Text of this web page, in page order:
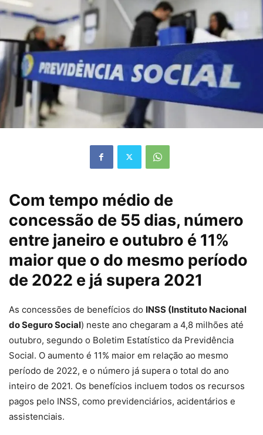
Com tempo médio de
concessão de 55 dias, número
entre janeiro e outubro é 11%
maior que o do mesmo período
de 2022 e já supera 2021
As concessões de benefícios do INSS (Instituto Nacional
do Seguro Social) neste ano chegaram a 4,8 milhões até
outubro, segundo o Boletim Estatístico da Previdência
Social. O aumento é 11% maior em relação ao mesmo
período de 2022, e o número já supera o total do ano
inteiro de 2021. Os benefícios incluem todos os recursos
pagos pelo INSS, como previdenciários, acidentários e
assistenciais.